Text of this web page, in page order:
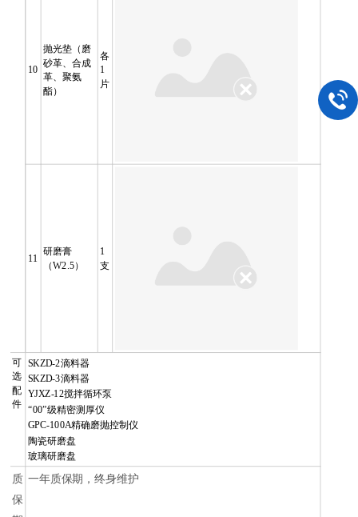
10
抛光垫（磨
砂革、合成
革、聚氨
酯）
各
1
片
11
研磨膏
（W2.5）
1
支
可
选
配
件
SKZD-2滴料器
SKZD-3滴料器
YJXZ-12搅拌循环泵
“00”级精密测厚仪
GPC-100A精确磨抛控制仪
陶瓷研磨盘
玻璃研磨盘
质
保
一年质保期，终身维护